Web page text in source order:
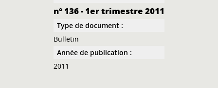
n° 136 - 1er trimestre 2011
Type de document :
Bulletin
Année de publication :
2011